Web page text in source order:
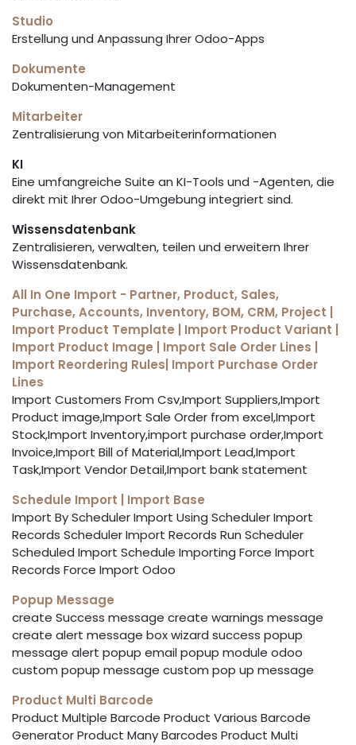
Studio
Erstellung und Anpassung Ihrer Odoo-Apps
Dokumente
Dokumenten-Management
Mitarbeiter
Zentralisierung von Mitarbeiterinformationen
KI
Eine umfangreiche Suite an KI-Tools und -Agenten, die
direkt mit Ihrer Odoo-Umgebung integriert sind.
Wissensdatenbank
Zentralisieren, verwalten, teilen und erweitern Ihrer
Wissensdatenbank.
All In One Import - Partner, Product, Sales,
Purchase, Accounts, Inventory, BOM, CRM, Project |
Import Product Template | Import Product Variant |
Import Product Image | Import Sale Order Lines |
Import Reordering Rules| Import Purchase Order
Lines
Import Customers From Csv,Import Suppliers,Import
Product image,Import Sale Order from excel,Import
Stock,Import Inventory,import purchase order,Import
Invoice,Import Bill of Material,Import Lead,Import
Task,Import Vendor Detail,Import bank statement
Schedule Import | Import Base
Import By Scheduler Import Using Scheduler Import
Records Scheduler Import Records Run Scheduler
Scheduled Import Schedule Importing Force Import
Records Force Import Odoo
Popup Message
create Success message create warnings message
create alert message box wizard success popup
message alert popup email popup module odoo
custom popup message custom pop up message
Product Multi Barcode
Product Multiple Barcode Product Various Barcode
Generator Product Many Barcodes Product Multi